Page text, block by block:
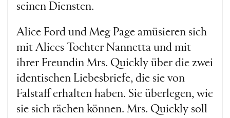
lyrischen Momenten, bis hin
zur berühmten Schlussfuge:
„Alles ist Spaß auf Erden!“
Nach dem großen Erfolg mit
RossinisLa Cenerentola2021
seinen Diensten.
Alice Ford und Meg Page amüsieren sich
mit Alices Tochter Nannetta und mit
ihrer Freundin Mrs. Quickly über die zwei
identischen Liebesbriefe, die sie von
Falstaff erhalten haben. Sie überlegen, wie
sie sich rächen können. Mrs. Quickly soll